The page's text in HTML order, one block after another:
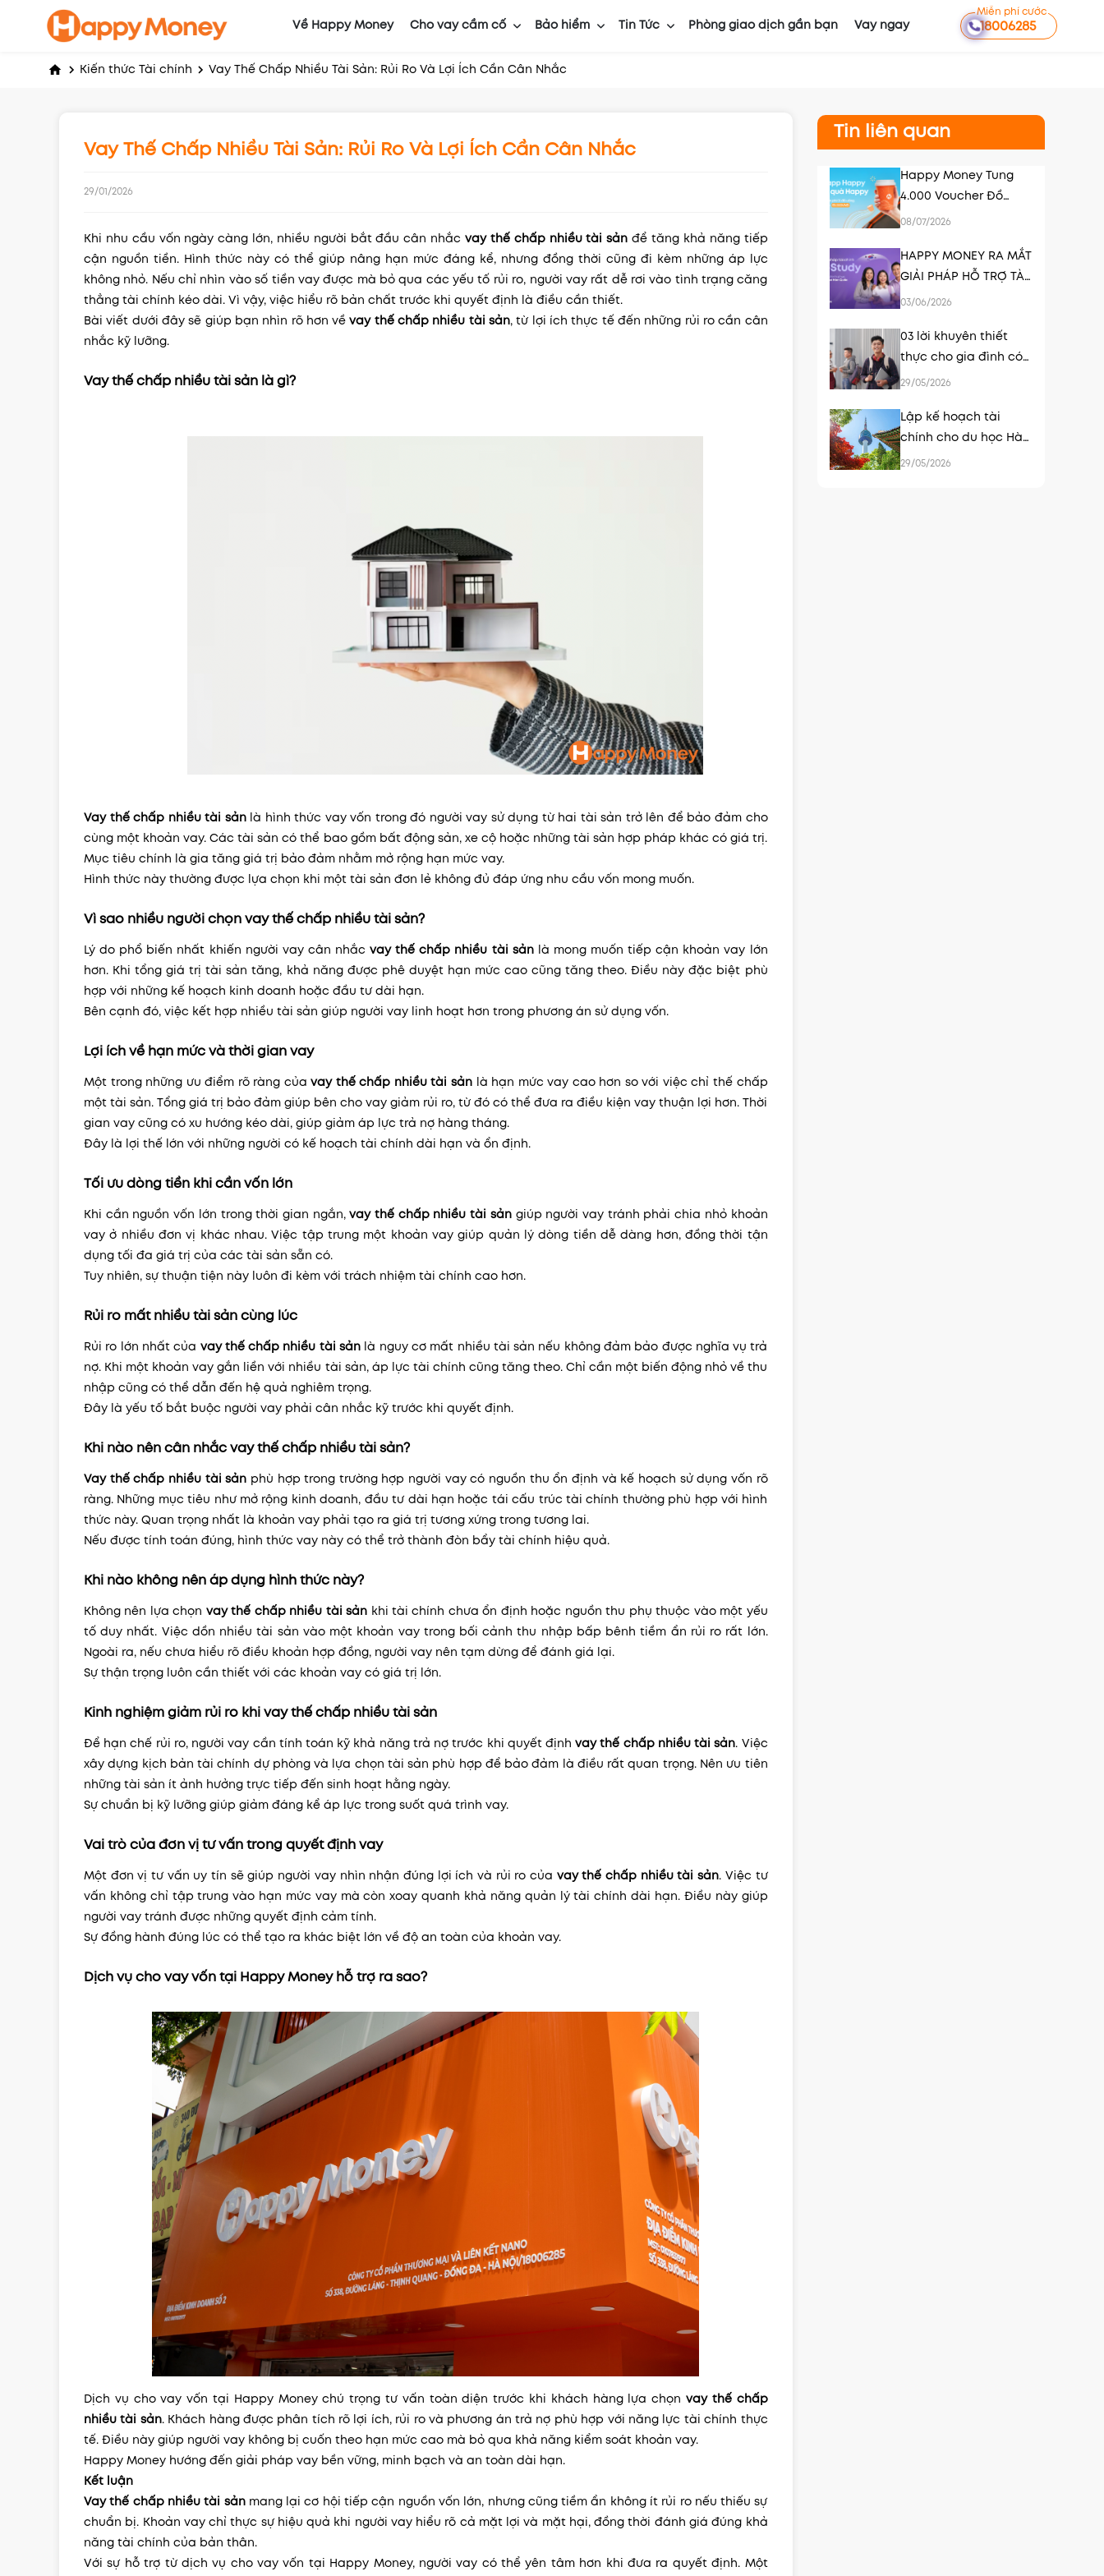
Về Happy Money Cho vay cầm cố Bảo hiểm Tin Tức Phòng giao dịch gần bạn Vay ngay
Miễn phí cước
18006285
Kiến thức Tài chính Vay Thế Chấp Nhiều Tài Sản: Rủi Ro Và Lợi Ích Cần Cân Nhắc
Vay Thế Chấp Nhiều Tài Sản: Rủi Ro Và Lợi Ích Cần Cân Nhắc
29/01/2026
Khi nhu cầu vốn ngày càng lớn, nhiều người bắt đầu cân nhắcvay thế chấp nhiều tài sản để tăng khả năng tiếp
cận nguồn tiền. Hình thức này có thể giúp nâng hạn mức đáng kể, nhưng đồng thời cũng đi kèm những áp lực
không nhỏ. Nếu chỉ nhìn vào số tiền vay được mà bỏ qua các yếu tố rủi ro, người vay rất dễ rơi vào tình trạng căng
thẳng tài chính kéo dài. Vì vậy, việc hiểu rõ bản chất trước khi quyết định là điều cần thiết.
Bài viết dưới đây sẽ giúp bạn nhìn rõ hơn vềvay thế chấp nhiều tài sản, từ lợi ích thực tế đến những rủi ro cần cân
nhắc kỹ lưỡng.
Vay thế chấp nhiều tài sản là gì?
Vay thế chấp nhiều tài sảnlà hình thức vay vốn trong đó người vay sử dụng từ hai tài sản trở lên để bảo đảm cho
cùng một khoản vay. Các tài sản có thể bao gồm bất động sản, xe cộ hoặc những tài sản hợp pháp khác có giá trị.
Mục tiêu chính là gia tăng giá trị bảo đảm nhằm mở rộng hạn mức vay.
Hình thức này thường được lựa chọn khi một tài sản đơn lẻ không đủ đáp ứng nhu cầu vốn mong muốn.
Vì sao nhiều người chọn vay thế chấp nhiều tài sản?
Lý do phổ biến nhất khiến người vay cân nhắcvay thế chấp nhiều tài sảnlà mong muốn tiếp cận khoản vay lớn
hơn. Khi tổng giá trị tài sản tăng, khả năng được phê duyệt hạn mức cao cũng tăng theo. Điều này đặc biệt phù
hợp với những kế hoạch kinh doanh hoặc đầu tư dài hạn.
Bên cạnh đó, việc kết hợp nhiều tài sản giúp người vay linh hoạt hơn trong phương án sử dụng vốn.
Lợi ích về hạn mức và thời gian vay
Một trong những ưu điểm rõ ràng củavay thế chấp nhiều tài sản là hạn mức vay cao hơn so với việc chỉ thế chấp
một tài sản. Tổng giá trị bảo đảm giúp bên cho vay giảm rủi ro, từ đó có thể đưa ra điều kiện vay thuận lợi hơn. Thời
gian vay cũng có xu hướng kéo dài, giúp giảm áp lực trả nợ hàng tháng.
Đây là lợi thế lớn với những người có kế hoạch tài chính dài hạn và ổn định.
Tối ưu dòng tiền khi cần vốn lớn
Khi cần nguồn vốn lớn trong thời gian ngắn,vay thế chấp nhiều tài sảngiúp người vay tránh phải chia nhỏ khoản
vay ở nhiều đơn vị khác nhau. Việc tập trung một khoản vay giúp quản lý dòng tiền dễ dàng hơn, đồng thời tận
dụng tối đa giá trị của các tài sản sẵn có.
Tuy nhiên, sự thuận tiện này luôn đi kèm với trách nhiệm tài chính cao hơn.
Rủi ro mất nhiều tài sản cùng lúc
Rủi ro lớn nhất của vay thế chấp nhiều tài sản là nguy cơ mất nhiều tài sản nếu không đảm bảo được nghĩa vụ trả
nợ. Khi một khoản vay gắn liền với nhiều tài sản, áp lực tài chính cũng tăng theo. Chỉ cần một biến động nhỏ về thu
nhập cũng có thể dẫn đến hệ quả nghiêm trọng.
Đây là yếu tố bắt buộc người vay phải cân nhắc kỹ trước khi quyết định.
Khi nào nên cân nhắc vay thế chấp nhiều tài sản?
Vay thế chấp nhiều tài sản phù hợp trong trường hợp người vay có nguồn thu ổn định và kế hoạch sử dụng vốn rõ
ràng. Những mục tiêu như mở rộng kinh doanh, đầu tư dài hạn hoặc tái cấu trúc tài chính thường phù hợp với hình
thức này. Quan trọng nhất là khoản vay phải tạo ra giá trị tương xứng trong tương lai.
Nếu được tính toán đúng, hình thức vay này có thể trở thành đòn bẩy tài chính hiệu quả.
Khi nào không nên áp dụng hình thức này?
Không nên lựa chọn vay thế chấp nhiều tài sản khi tài chính chưa ổn định hoặc nguồn thu phụ thuộc vào một yếu
tố duy nhất. Việc dồn nhiều tài sản vào một khoản vay trong bối cảnh thu nhập bấp bênh tiềm ẩn rủi ro rất lớn.
Ngoài ra, nếu chưa hiểu rõ điều khoản hợp đồng, người vay nên tạm dừng để đánh giá lại.
Sự thận trọng luôn cần thiết với các khoản vay có giá trị lớn.
Kinh nghiệm giảm rủi ro khi vay thế chấp nhiều tài sản
Để hạn chế rủi ro, người vay cần tính toán kỹ khả năng trả nợ trước khi quyết địnhvay thế chấp nhiều tài sản. Việc
xây dựng kịch bản tài chính dự phòng và lựa chọn tài sản phù hợp để bảo đảm là điều rất quan trọng. Nên ưu tiên
những tài sản ít ảnh hưởng trực tiếp đến sinh hoạt hằng ngày.
Sự chuẩn bị kỹ lưỡng giúp giảm đáng kể áp lực trong suốt quá trình vay.
Vai trò của đơn vị tư vấn trong quyết định vay
Một đơn vị tư vấn uy tín sẽ giúp người vay nhìn nhận đúng lợi ích và rủi ro của vay thế chấp nhiều tài sản. Việc tư
vấn không chỉ tập trung vào hạn mức vay mà còn xoay quanh khả năng quản lý tài chính dài hạn. Điều này giúp
người vay tránh được những quyết định cảm tính.
Sự đồng hành đúng lúc có thể tạo ra khác biệt lớn về độ an toàn của khoản vay.
Dịch vụ cho vay vốn tại Happy Money hỗ trợ ra sao?
Dịch vụ cho vay vốn tại Happy Money chú trọng tư vấn toàn diện trước khi khách hàng lựa chọn vay thế chấp
nhiều tài sản. Khách hàng được phân tích rõ lợi ích, rủi ro và phương án trả nợ phù hợp với năng lực tài chính thực
tế. Điều này giúp người vay không bị cuốn theo hạn mức cao mà bỏ qua khả năng kiểm soát khoản vay.
Happy Money hướng đến giải pháp vay bền vững, minh bạch và an toàn dài hạn.
Kết luận
Vay thế chấp nhiều tài sảnmang lại cơ hội tiếp cận nguồn vốn lớn, nhưng cũng tiềm ẩn không ít rủi ro nếu thiếu sự
chuẩn bị. Khoản vay chỉ thực sự hiệu quả khi người vay hiểu rõ cả mặt lợi và mặt hại, đồng thời đánh giá đúng khả
năng tài chính của bản thân.
Với sự hỗ trợ từ dịch vụ cho vay vốn tại Happy Money, người vay có thể yên tâm hơn khi đưa ra quyết định. Một
Tin liên quan
Happy Money Tung
4.000 Voucher Đồ
Uống Tri Ân Khách
08/07/2026
HAPPY MONEY RA MẮT
GIẢI PHÁP HỖ TRỢ TÀI
CHÍNH DU HỌC HÀN
03/06/2026
03 lời khuyên thiết
thực cho gia đình có
con du học tại Hàn
29/05/2026
Lập kế hoạch tài
chính cho du học Hàn
Quốc - chuẩn bị sớm,
29/05/2026